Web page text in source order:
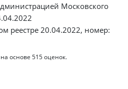
Московского
реестре 20.04.2022, номер:
на основе 515оценок.